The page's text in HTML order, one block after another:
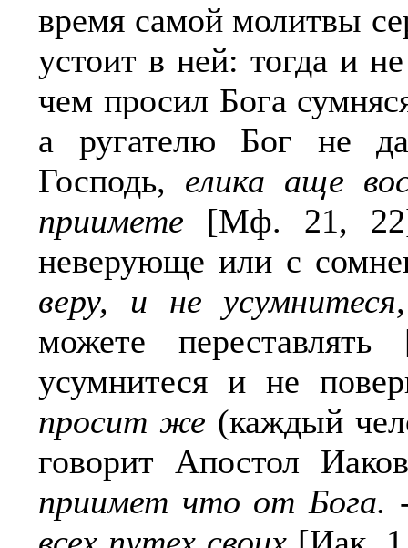
время самой молитвы
устоит в ней: тогда и
чем просил Бога
а ругателю Бог не
Господь, елика аще
приимете [Мф. 21, 22],
неверующе или с
веру, и не усумнитеся,
можете
усумнитеся и не
просит же (каждый
говорит Апостол
приимет что от Бога.